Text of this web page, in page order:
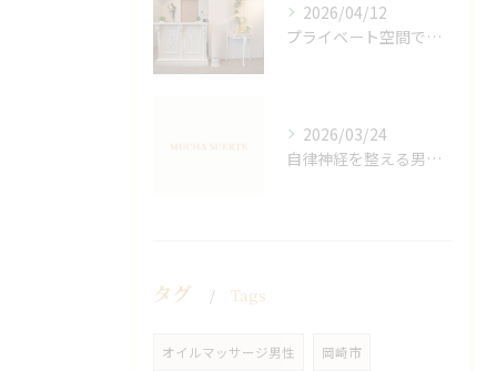
2026/04/12
プライベート空間で極上アロマリンパケアの効果
2026/03/24
自律神経を整える男性オイルマッサージ
タグ Tags
オイルマッサージ男性 岡崎市